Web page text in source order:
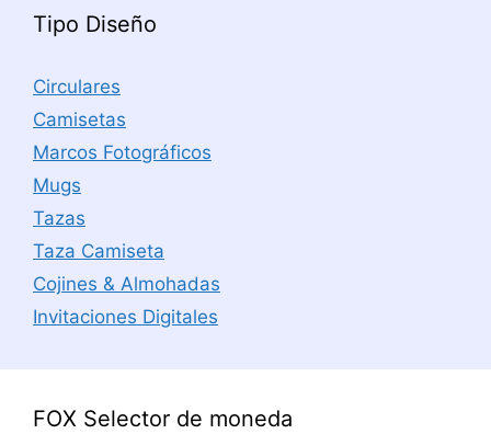
Tipo Diseño
Circulares
Camisetas
Marcos Fotográficos
Mugs
Tazas
Taza Camiseta
Cojines & Almohadas
Invitaciones Digitales
FOX Selector de moneda